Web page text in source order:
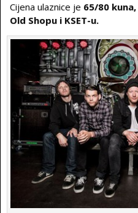
Cijena ulaznice je 65/80 kuna,
Old Shopu i KSET-u.